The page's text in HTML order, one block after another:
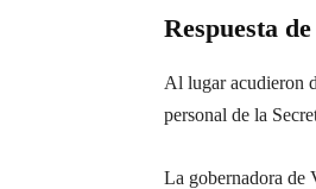
Respuesta
Al lugar acudieron
personal de la
La gobernadora de